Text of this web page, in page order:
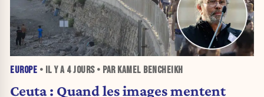
EUROPE • IL Y A 4 JOURS• PAR KAMEL BENCHEIKH
Ceuta : Quand les images mentent